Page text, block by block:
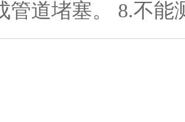
管道堵塞。 8.不能